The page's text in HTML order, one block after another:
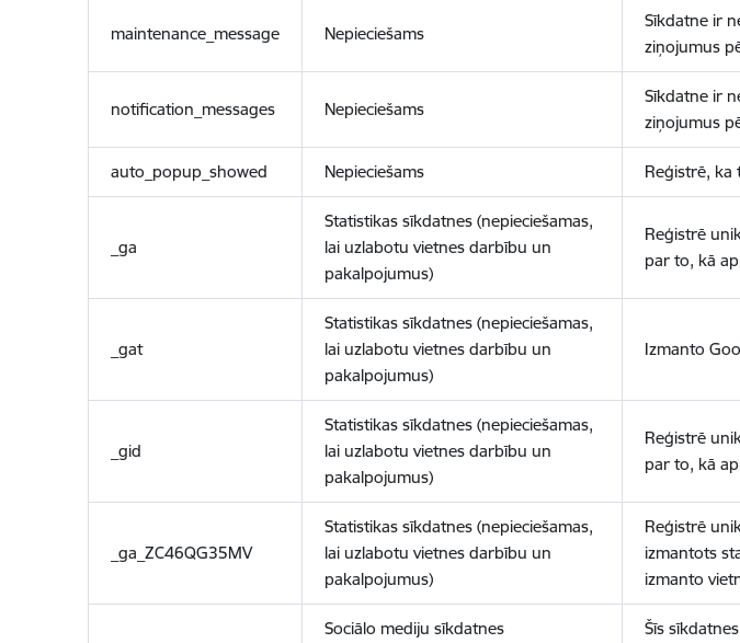
maintenance_message Nepieciešams
Sīkdatne ir
ziņojumus
notification_messages Nepieciešams
Sīkdatne ir
ziņojumus
auto_popup_showed Nepieciešams Reģistrē, ka
_ga
Statistikas sīkdatnes (nepieciešamas,
lai uzlabotu vietnes darbību un
pakalpojumus)
Reģistrē
par to, kā
_gat
Statistikas sīkdatnes (nepieciešamas,
lai uzlabotu vietnes darbību un
pakalpojumus)
Izmanto
_gid
Statistikas sīkdatnes (nepieciešamas,
lai uzlabotu vietnes darbību un
pakalpojumus)
Reģistrē
par to, kā
_ga_ZC46QG35MV
Statistikas sīkdatnes (nepieciešamas,
lai uzlabotu vietnes darbību un
pakalpojumus)
Reģistrē
izmantots
izmanto
Sociālo mediju sīkdatnes
Šīs